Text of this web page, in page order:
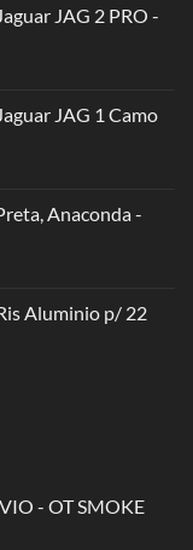
JAG 2 PRO -
JAG 1 Camo
Anaconda -
Aluminio p/ 22
- OT SMOKE